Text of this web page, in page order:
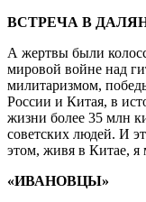
ВСТРЕЧА В
А жертвы были
мировой войне над
милитаризмом,
России и Китая, в
жизни более 35 млн
советских людей. И
этом, живя в Китае, я
«ИВАНОВЦЫ»